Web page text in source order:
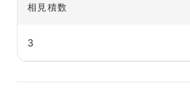
相見積数
3